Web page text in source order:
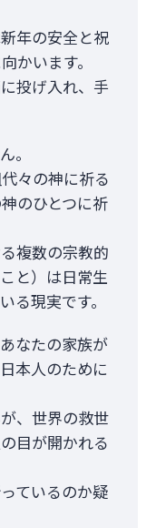
年の安全と祝
かいます。
投げ入れ、手
。
々の神に祈る
のひとつに祈
複数の宗教的
と）は日常生
る現実です。
なたの家族が
本人のために
、世界の救世
目が開かれる
ているのか疑